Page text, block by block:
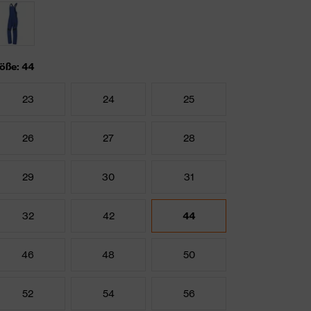
44
23 24 25
26 27 28
29 30 31
32 42 44
46 48 50
52 54 56